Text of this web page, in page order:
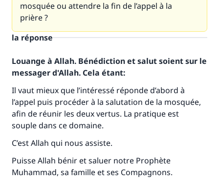
mosquée ou attendre la fin de l’appel à la
prière ?
la réponse
Louange à Allah. Bénédiction et salut soient sur le
messager d'Allah. Cela étant:
Il vaut mieux que l’intéressé réponde d’abord à
l’appel puis procéder à la salutation de la mosquée,
afin de réunir les deux vertus. La pratique est
souple dans ce domaine.
C’est Allah qui nous assiste.
Puisse Allah bénir et saluer notre Prophète
Muhammad, sa famille et ses Compagnons.
Faites une différence dans la vie de
millions de personnes grâce à votre
contribution
Aidez nous à apporter des réponses.